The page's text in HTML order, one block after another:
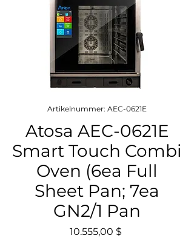
Artikelnummer: AEC-0621E
Atosa AEC-0621E
Smart Touch Combi
Oven (6ea Full
Sheet Pan; 7ea
GN2/1 Pan
10.555,00 $Preis